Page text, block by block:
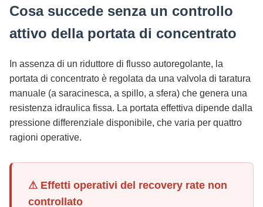
Cosa succede senza un controllo
attivo della portata di concentrato
In assenza di un riduttore di flusso autoregolante, la
portata di concentrato è regolata da una valvola di taratura
manuale (a saracinesca, a spillo, a sfera) che genera una
resistenza idraulica fissa. La portata effettiva dipende dalla
pressione differenziale disponibile, che varia per quattro
ragioni operative.
⚠ Effetti operativi del recovery rate non
controllato